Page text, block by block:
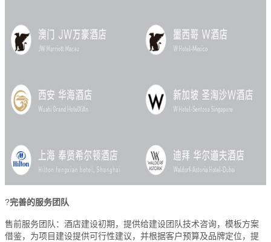
?完善的服务团队
售前服务团队：酒店建设初期，提供给建设团队技术咨询，模板方案
借鉴，为项目建设提供可行性建议，并根据客户预算及品牌定位，提